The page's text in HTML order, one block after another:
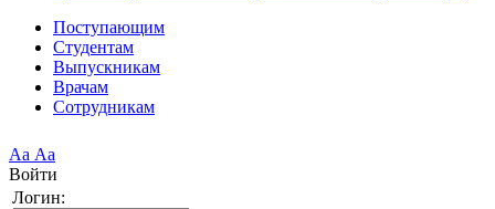
Поступающим
Студентам
Выпускникам
Врачам
Сотрудникам
Аа Аа
Войти
Логин: